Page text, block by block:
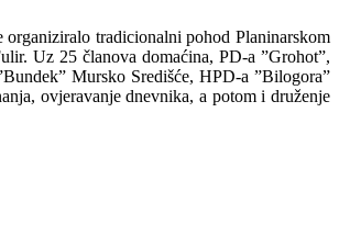
tradicionalni pohod Planinarskom
Uz 25 članova domaćina, PD-a ”Grohot”,
Mursko Središće, HPD-a ”Bilogora”
ovjeravanje dnevnika, a potom i druženje